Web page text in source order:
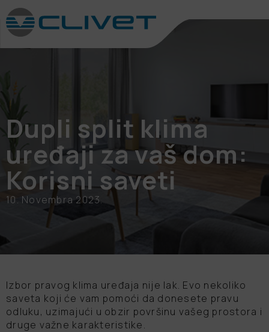
Dupli split klima
uređaji za vaš dom:
Korisni saveti
10. Novembra 2023.
Izbor pravog klima uređaja nije lak. Evo nekoliko
saveta koji će vam pomoći da donesete pravu
odluku, uzimajući u obzir površinu vašeg prostora i
druge važne karakteristike.